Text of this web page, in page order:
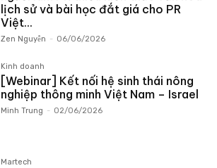
lịch sử và bài học đắt giá cho PR
Việt...
Zen Nguyễn - 06/06/2026
Kinh doanh
[Webinar] Kết nối hệ sinh thái nông
nghiệp thông minh Việt Nam – Israel
Minh Trung - 02/06/2026
Martech